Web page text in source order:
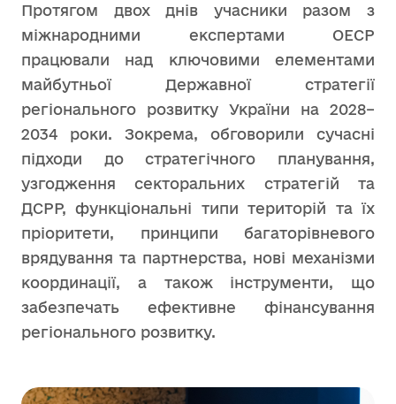
Протягом двох днів учасники разом з
міжнародними експертами ОЕСР
працювали над ключовими елементами
майбутньої Державної стратегії
регіонального розвитку України на 2028–
2034 роки. Зокрема, обговорили сучасні
підходи до стратегічного планування,
узгодження секторальних стратегій та
ДСРР, функціональні типи територій та їх
пріоритети, принципи багаторівневого
врядування та партнерства, нові механізми
координації, а також інструменти, що
забезпечать ефективне фінансування
регіонального розвитку.